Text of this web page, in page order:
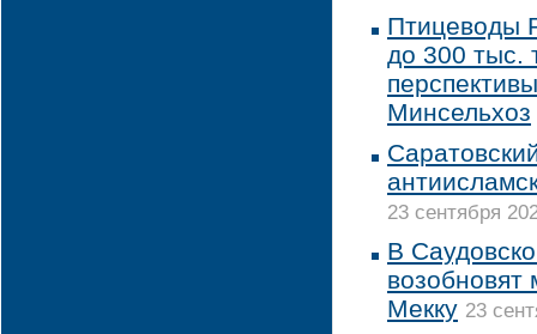
Птицеводы
до 300 тыс.
Минсельхоз
23 сентября
В
возобновят
Мекку 23